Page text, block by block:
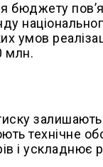
бюджету
умов
млн.
технічне
і ускладнює